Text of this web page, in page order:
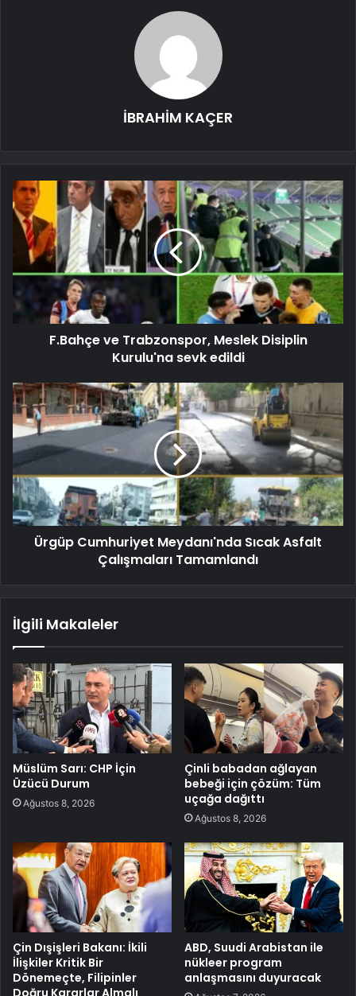
İBRAHİM KAÇER
F.Bahçe ve Trabzonspor, Meslek Disiplin
Kurulu'na sevk edildi
Ürgüp Cumhuriyet Meydanı'nda Sıcak Asfalt
Çalışmaları Tamamlandı
İlgili Makaleler
Müslüm Sarı: CHP İçin
Üzücü Durum
Ağustos 8, 2026
Çinli babadan ağlayan
bebeği için çözüm: Tüm
uçağa dağıttı
Ağustos 8, 2026
Çin Dışişleri Bakanı: İkili
İlişkiler Kritik Bir
Dönemeçte, Filipinler
Doğru Kararlar Almalı
ABD, Suudi Arabistan ile
nükleer program
anlaşmasını duyuracak